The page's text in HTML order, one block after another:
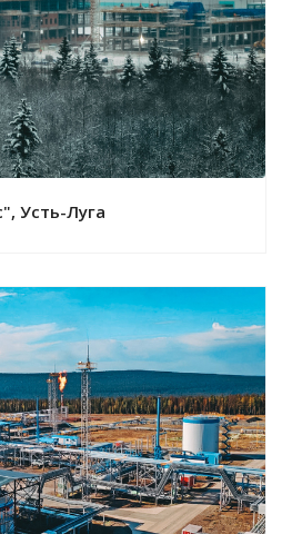
проект
Усть-Луга
проект